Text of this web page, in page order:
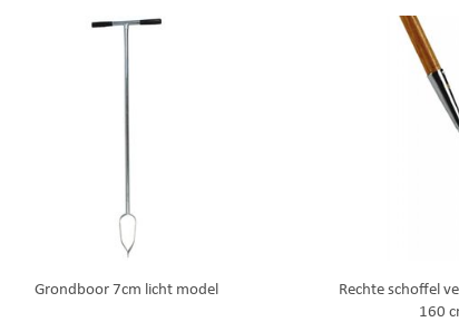
Grondboor 7cm licht model
Rechte schoffel
160